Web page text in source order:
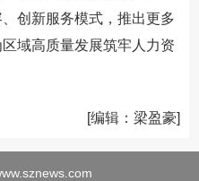
创新服务模式，推出更多
域高质量发展筑牢人力资
[编辑：梁盈豪]